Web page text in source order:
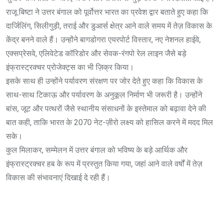
राजू बिष्टा ने उत्तर बंगाल को पूर्वोत्तर भारत का प्रवेश द्वार बताते हुए कहा कि
दार्जिलिंग, सिलीगुड़ी, तराई और डुआर्स क्षेत्र आने वाले समय में तेज़ विकास के
केंद्र बनने वाले हैं। उन्होंने बागडोगरा एयरपोर्ट विस्तार, नए नेशनल हाईवे,
एक्सप्रेसवे, एलिवेटेड कॉरिडोर और सेवक-रंगपो रेल लाइन जैसे बड़े
इंफ्रास्ट्रक्चर प्रोजेक्ट्स का भी ज़िक्र किया।
इसके साथ ही उन्होंने पर्यावरण संरक्षण पर जोर देते हुए कहा कि विकास के
साथ-साथ टिकाऊ और पर्यावरण के अनुकूल निर्माण भी जरूरी है। उन्होंने
बांस, जूट और पत्थरों जैसे स्थानीय संसाधनों के इस्तेमाल को बढ़ावा देने की
बात कही, ताकि भारत के 2070 नेट-ज़ीरो लक्ष्य को हासिल करने में मदद मिल
सके।
कुल मिलाकर, सम्मेलन में उत्तर बंगाल को भविष्य के बड़े आर्थिक और
इंफ्रास्ट्रक्चर हब के रूप में प्रस्तुत किया गया, जहां आने वाले वर्षों में तेज़
विकास की संभावनाएं दिखाई दे रही हैं।